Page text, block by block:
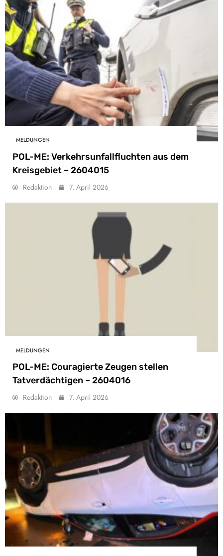
MELDUNGEN
POL-ME: Verkehrsunfallfluchten aus dem
Kreisgebiet – 2604015
Redaktion 7. April 2026
MELDUNGEN
POL-ME: Couragierte Zeugen stellen
Tatverdächtigen – 2604016
Redaktion 7. April 2026